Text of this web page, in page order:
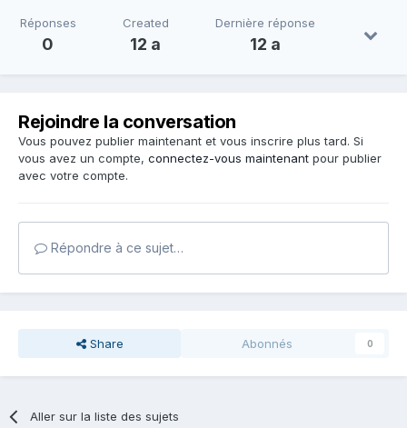
Réponses
0
Created
12 a
Dernière réponse
12 a
Rejoindre la conversation
Vous pouvez publier maintenant et vous inscrire plus tard. Si
vous avez un compte, connectez-vous maintenant pour publier
avec votre compte.
Répondre à ce sujet…
Share Abonnés 0
Aller sur la liste des sujets